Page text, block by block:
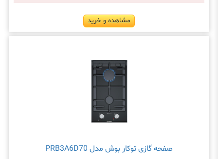
مشاهده و خرید
صفحه گازی توکار بوش مدل PRB3A6D70